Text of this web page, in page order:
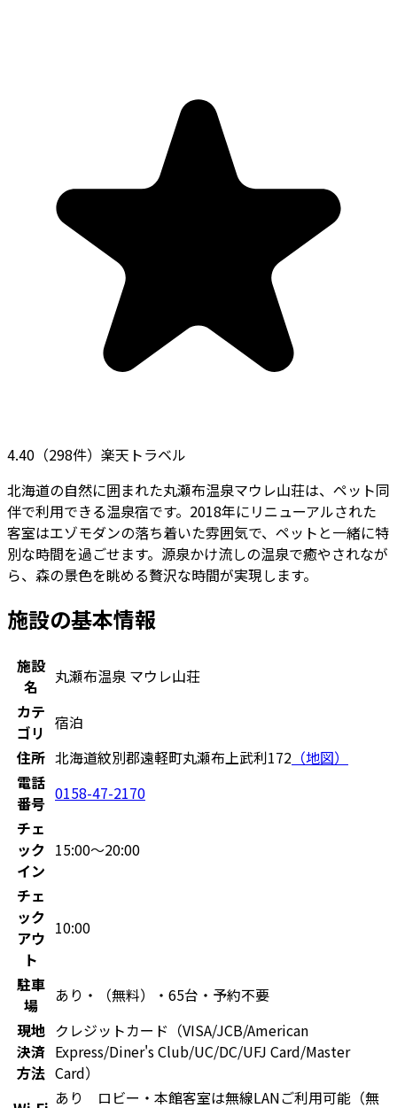
4.40 （298件） 楽天トラベル
北海道の自然に囲まれた丸瀬布温泉マウレ山荘は、ペット同
伴で利用できる温泉宿です。2018年にリニューアルされた
客室はエゾモダンの落ち着いた雰囲気で、ペットと一緒に特
別な時間を過ごせます。源泉かけ流しの温泉で癒やされなが
ら、森の景色を眺める贅沢な時間が実現します。
施設の基本情報
施設
名
丸瀬布温泉 マウレ山荘
カテ
ゴリ 宿泊
住所 北海道紋別郡遠軽町丸瀬布上武利172 （地図）
電話
番号 0158-47-2170
チェ
ック
イン
15:00〜20:00
チェ
ック
アウ
ト
10:00
駐車
場
あり・（無料）・65台・予約不要
現地
決済
方法
クレジットカード（VISA/JCB/American
Express/Diner's Club/UC/DC/UFJ Card/Master
Card）
あり ロビー・本館客室は無線LANご利用可能（無